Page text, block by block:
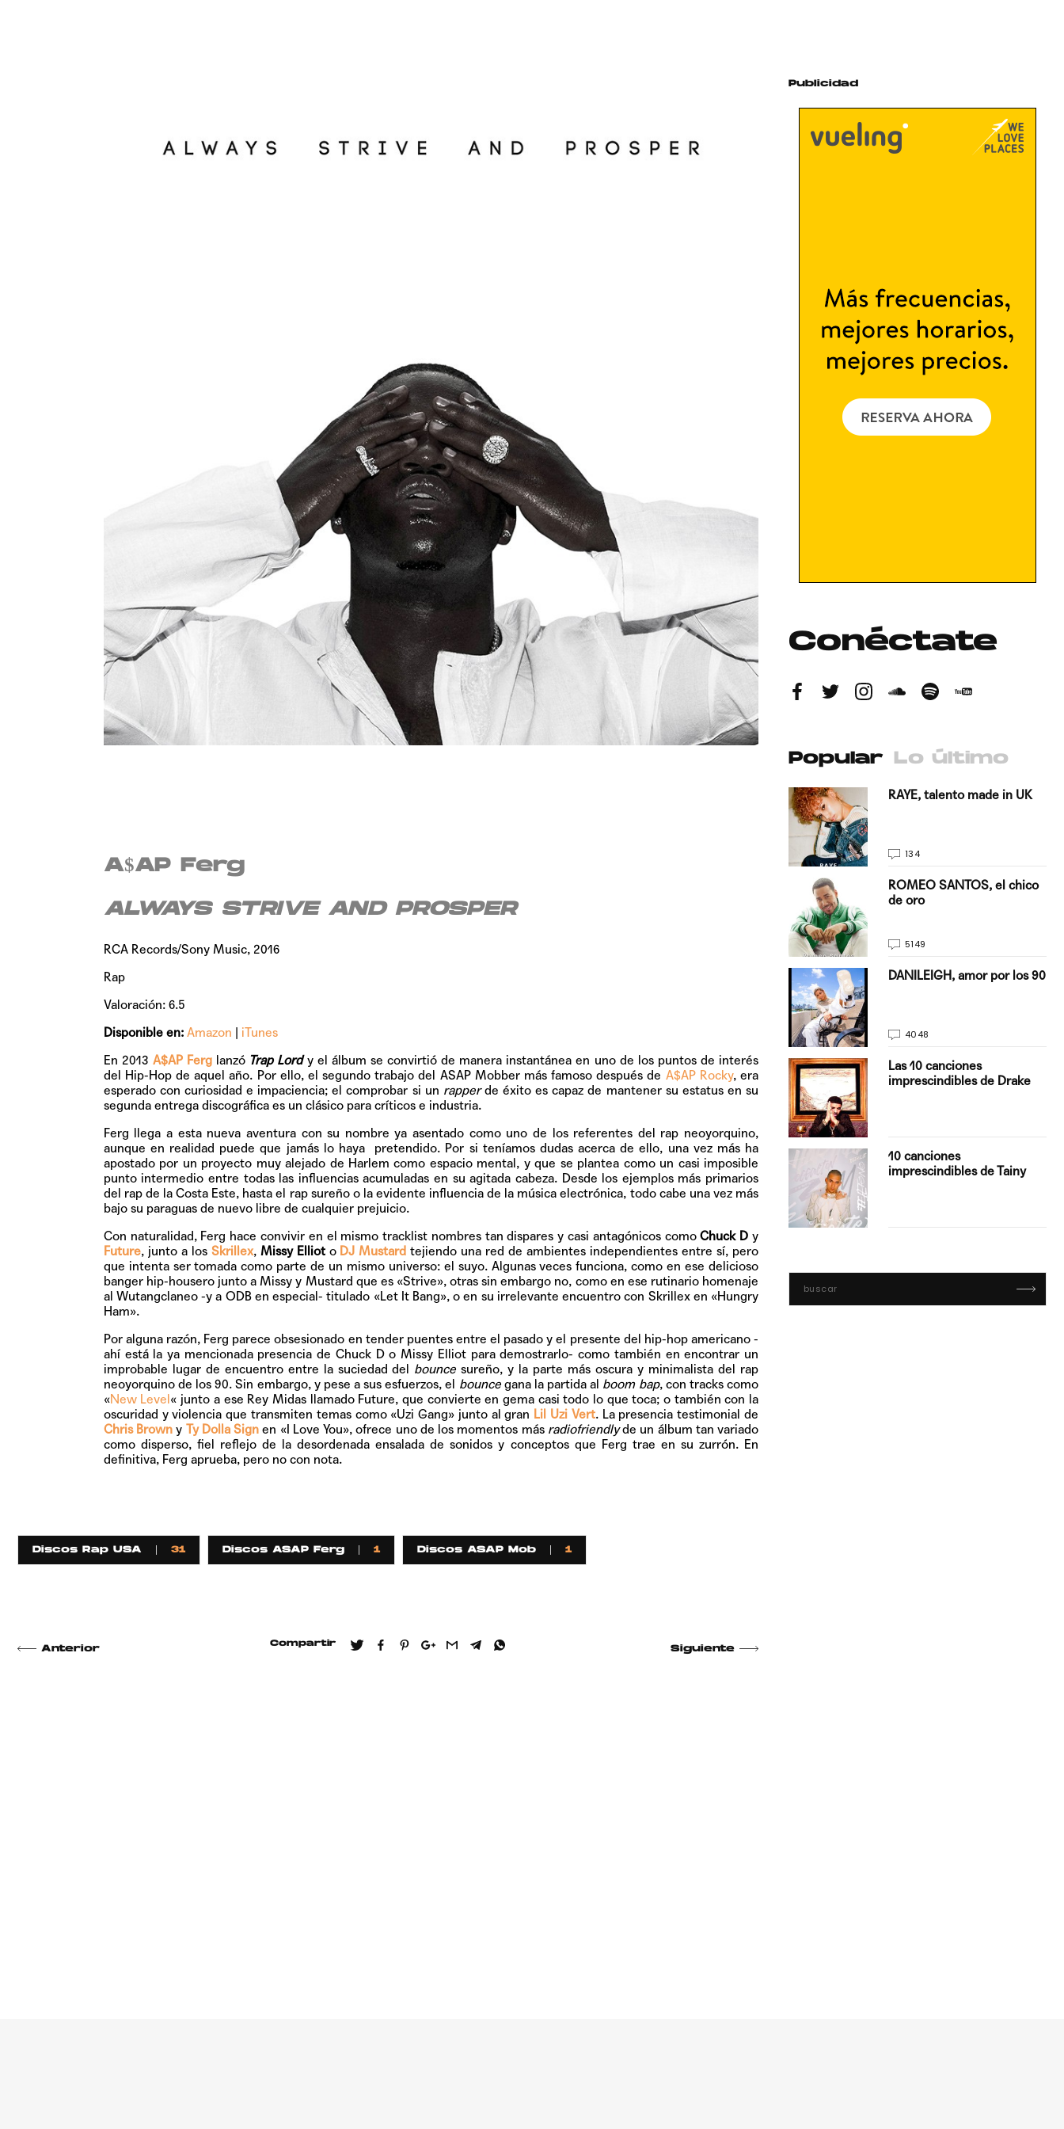
A$AP Ferg
ALWAYS STRIVE AND PROSPER
RCA Records/Sony Music, 2016
Rap
Valoración: 6.5
Disponible en: Amazon | iTunes
En 2013A$AP Ferg lanzó Trap Lordy el álbum se convirtió de manera instantánea en uno de los puntos de interés
del Hip-Hop de aquel año. Por ello, el segundo trabajo del ASAP Mobber más famoso después de A$AP Rocky, era
esperado con curiosidad e impaciencia; el comprobar si un rapperde éxito es capaz de mantener su estatus en su
segunda entrega discográfica es un clásico para críticos e industria.
Ferg llega a esta nueva aventura con su nombre ya asentado como uno de los referentes del rap neoyorquino,
aunque en realidad puede que jamás lo haya
pretendido. Por si teníamos dudas acerca de ello, una vez más ha
apostado por un proyecto muy alejado de Harlem como espacio mental, y que se plantea como un casi imposible
punto intermedio entre todas las influencias acumuladas en su agitada cabeza. Desde los ejemplos más primarios
del rap de la Costa Este, hasta el rap sureño o la evidente influencia de la música electrónica, todo cabe una vez más
bajo su paraguas de nuevo libre de cualquier prejuicio.
Con naturalidad, Ferg hace convivir en el mismo tracklist nombres tan dispares y casi antagónicos comoChuck D y
Future, junto a los Skrillex, Missy Ellioto DJ Mustard tejiendo una red de ambientes independientes entre sí, pero
que intenta ser tomada como parte de un mismo universo: el suyo. Algunas veces funciona, como en ese delicioso
banger hip-housero junto a Missy y Mustard que es«Strive»,otras sin embargo no, como en ese rutinario homenaje
al Wutangclaneo -y a ODB en especial- titulado «Let It Bang», o en su irrelevante encuentro con Skrillex en «Hungry
Ham».
Por alguna razón, Ferg parece obsesionado en tender puentes entre el pasado y el presente del hip-hop americano -
ahí está la ya mencionada presencia de Chuck D o Missy Elliot para demostrarlo- como también en encontrar un
improbable lugar de encuentro entre la suciedad del bounce sureño, y la parte más oscura y minimalista del rap
neoyorquino de los 90. Sin embargo, y pese a sus esfuerzos, el bouncegana la partida al boom bap, con tracks como
«New Level« junto a ese Rey Midas llamado Future, que convierte en gema casi todo lo que toca; o también con la
oscuridad y violencia que transmiten temas como «Uzi Gang» junto al gran Lil Uzi Vert. La presencia testimonial de
Chris Brown y Ty Dolla Sign en «I Love You», ofrece uno de los momentos más radiofriendlyde un álbum tan variado
como disperso, fiel reflejo de la desordenada ensalada de sonidos y conceptos que Ferg trae en su zurrón. En
definitiva, Ferg aprueba, pero no con nota.
Discos Rap USA 31 Discos ASAP Ferg 1 Discos ASAP Mob 1
Anterior Siguiente
Compartir
Publicidad
Conéctate
Popular Lo último
GRIFF, el futuro del
Pop
Hablamos con Boza
sobre 'Bucle', el…
RAYE, talento made in UK
134
ROMEO SANTOS, el chico
de oro
5149
DANILEIGH, amor por los 90
4048
Las 10 canciones
imprescindibles de Drake
10 canciones
imprescindibles de Tainy